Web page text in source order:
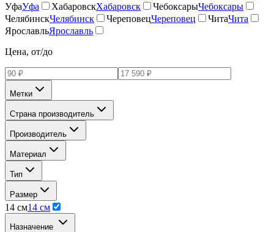
УфаУфа ХабаровскХабаровск ЧебоксарыЧебоксары
ЧелябинскЧелябинск ЧереповецЧереповец ЧитаЧита
ЯрославльЯрославль
Цена, от/до
Метки
Страна производитель
Производитель
Материал
Тип
Размер
14 см14 см
Назначение